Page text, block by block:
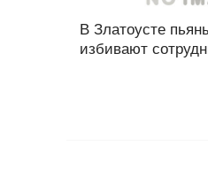
В Златоусте
избивают